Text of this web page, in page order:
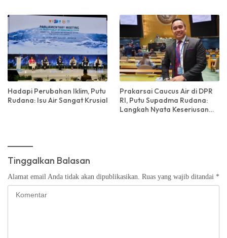
Hadapi Perubahan Iklim, Putu
Rudana: Isu Air Sangat Krusial
Prakarsai Caucus Air di DPR
RI, Putu Supadma Rudana:
Langkah Nyata Keseriusan
Tinggalkan Balasan
Alamat email Anda tidak akan dipublikasikan. Ruas yang wajib ditandai *